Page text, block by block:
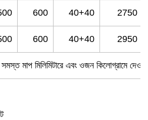
600 40+40 2750
600 40+40 2950
সমস্ত মাপ মিলিমিটারে এবং ওজন কিলোগ্রামে